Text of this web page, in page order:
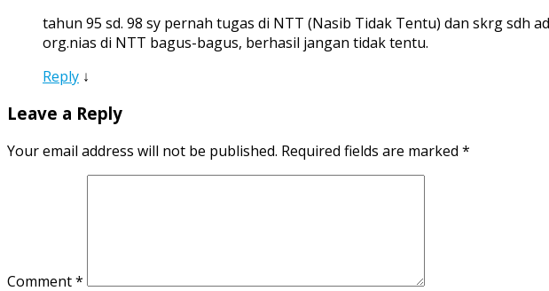
tahun 95 sd. 98 sy pernah tugas di NTT (Nasib Tidak Tentu) dan skrg sdh
org.nias di NTT bagus-bagus, berhasil jangan tidak tentu.
Reply ↓
Leave a Reply
Your email address will not be published. Required fields are marked *
Comment*